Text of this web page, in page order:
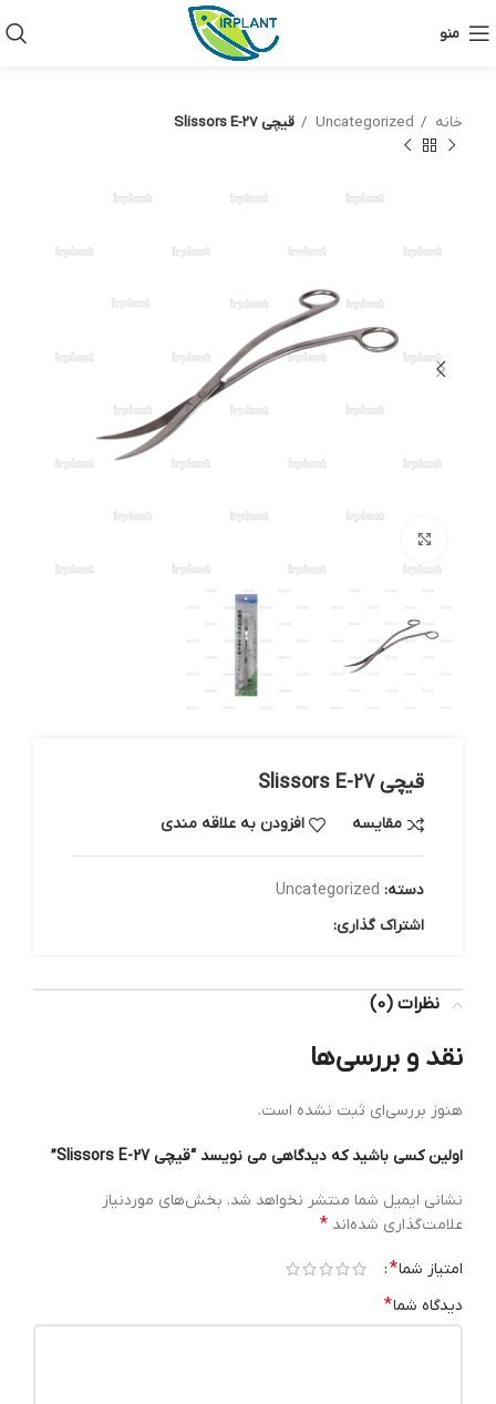
منو
خانه Uncategorized قیچی Slissors E-27
قیچی Slissors E-27
مقایسه افزودن به علاقه مندی
دسته: Uncategorized
اشتراک گذاری:
نظرات (0)
نقد و بررسی‌ها
هنوز بررسی‌ای ثبت نشده است.
اولین کسی باشید که دیدگاهی می نویسد “قیچی Slissors E-27”
نشانی ایمیل شما منتشر نخواهد شد. بخش‌های موردنیاز
علامت‌گذاری شده‌اند *
امتیاز شما*
دیدگاه شما*